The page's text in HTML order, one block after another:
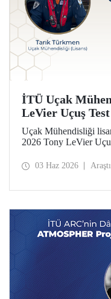
İTÜ Uçak
LeVier Uçuş
Görüldü
Uçak Mühendisliği
2026 Tony LeVier
emniyetine ve
03 Haz 2026